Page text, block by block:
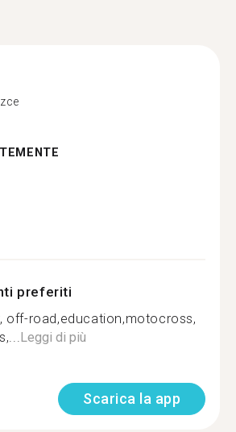
preferiti
off-road,education,motocross,
Leggi di più
Scarica la app